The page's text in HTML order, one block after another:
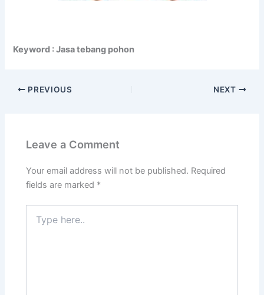
Keyword : Jasa tebang pohon
PREVIOUS NEXT
Leave a Comment
Your email address will not be published. Required
fields are marked *
here..